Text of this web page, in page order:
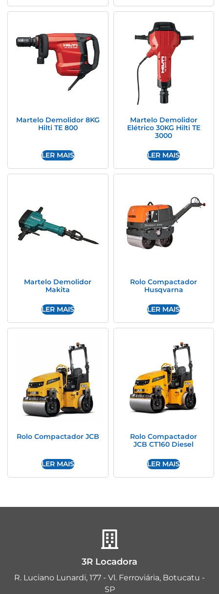
Martelo Demolidor 8KG
Hilti TE 800
LER MAIS
Martelo Demolidor
Elétrico 30KG Hilti TE
3000
LER MAIS
Martelo Demolidor
Makita
LER MAIS
Rolo Compactador
Husqvarna
LER MAIS
Rolo Compactador JCB
LER MAIS
Rolo Compactador
JCB CT160 Diesel
LER MAIS
3R Locadora
R. Luciano Lunardi, 177 - Vl. Ferroviária, Botucatu -
SP